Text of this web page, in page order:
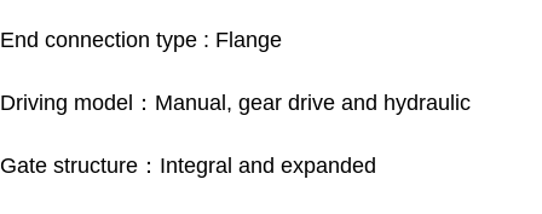
End connection type : Flange
Driving model：Manual, gear drive and hydraulic
Gate structure：Integral and expanded